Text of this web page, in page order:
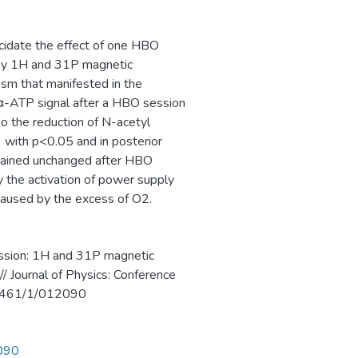
уровня –
социально-
the effect of one HBO
1H and 31P magnetic
that manifested in the
ATP signal after a HBO session
the reduction of N-acetyl
p<0.05 and in posterior
unchanged after HBO
the activation of power supply
by the excess of O2.
1H and 31P magnetic
of Physics: Conference
1/012090